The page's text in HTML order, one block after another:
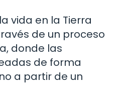
vida en la Tierra
de un proceso
donde las
de forma
a partir de un